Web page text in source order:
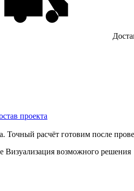
проекта
Точный расчёт готовим после
Визуализация возможного решения